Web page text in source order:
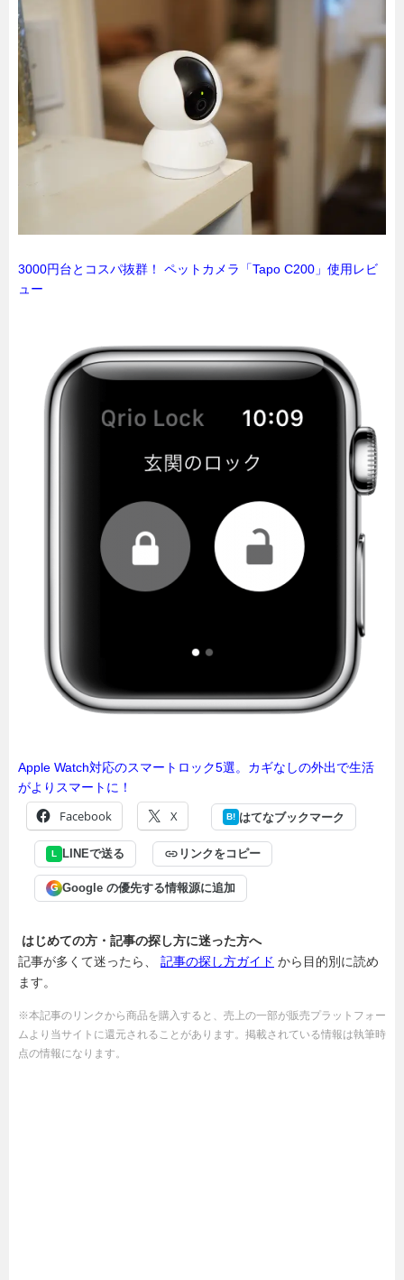
3000円台とコスパ抜群！ ペットカメラ「Tapo C200」使用レビ
ュー
Apple Watch対応のスマートロック5選。カギなしの外出で生活
がよりスマートに！
Facebook X B! はてなブックマーク
L LINEで送る リンクをコピー
G Google の優先する情報源に追加
はじめての方・記事の探し方に迷った方へ
記事が多くて迷ったら、 記事の探し方ガイド から目的別に読め
ます。
※本記事のリンクから商品を購入すると、売上の一部が販売プラットフォー
ムより当サイトに還元されることがあります。掲載されている情報は執筆時
点の情報になります。